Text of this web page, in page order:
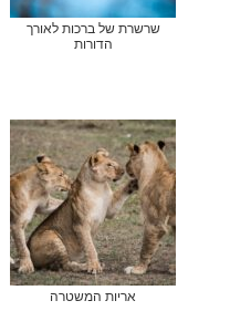
שרשרת של ברכות לאורך
הדורות
אריות המשטרה